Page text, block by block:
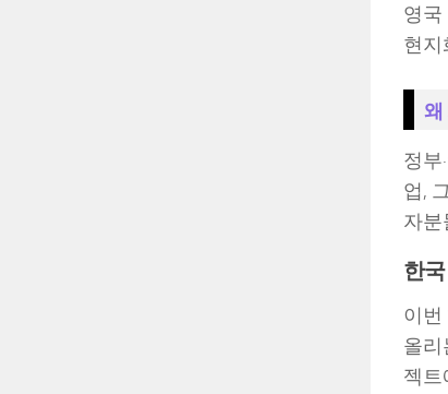
영국
현지
왜
정부
업,
자분
한
이번
올리
젝트